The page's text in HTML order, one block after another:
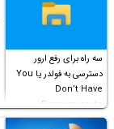
سه راه برای رفع ارور
دسترسی به فولدر یا You
Don’t Have
Permission to
Access this folder